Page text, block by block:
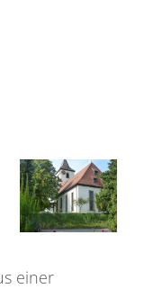
einer